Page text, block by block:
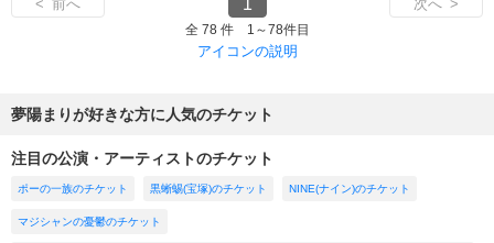
< 前へ 次へ >
全 78 件 1～78件目
アイコンの説明
夢陽まりが好きな方に人気のチケット
注目の公演・アーティストのチケット
ポーの一族のチケット 黒蜥蜴(宝塚)のチケット NINE(ナイン)のチケット
マジシャンの憂鬱のチケット